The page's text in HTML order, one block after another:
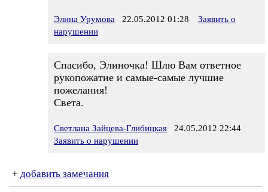
Элина Урумова 22.05.2012 01:28
Заявить о
нарушении
Спасибо, Элиночка! Шлю Вам ответное
рукопожатие и самые-самые лучшие
пожелания!
Света.
Светлана Зайцева-Глибицкая 24.05.2012 22:44
Заявить о нарушении
+ добавить замечания